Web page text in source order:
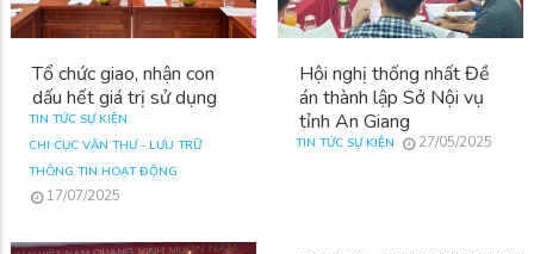
Tổ chức giao, nhận con
dấu hết giá trị sử dụng
TIN TỨC SỰ KIỆN
CHI CỤC VĂN THƯ - LƯU TRỮ
THÔNG TIN HOẠT ĐỘNG
17/07/2025
Hội nghị thống nhất Đề
án thành lập Sở Nội vụ
tỉnh An Giang
TIN TỨC SỰ KIỆN 27/05/2025